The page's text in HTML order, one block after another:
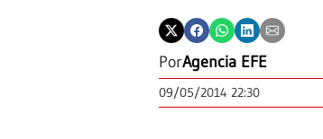
PorAgencia EFE
09/05/2014 22:30